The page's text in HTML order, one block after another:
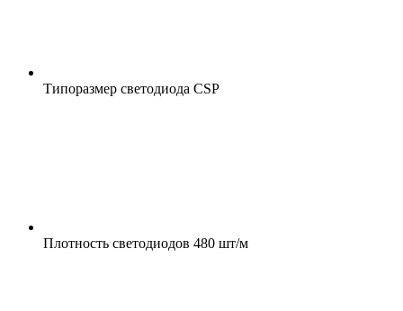
Типоразмер светодиода CSP
Плотность светодиодов 480 шт/м